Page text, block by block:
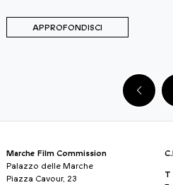
APPROFONDISCI
Marche Film Commission
Palazzo delle Marche
Piazza Cavour, 23
T